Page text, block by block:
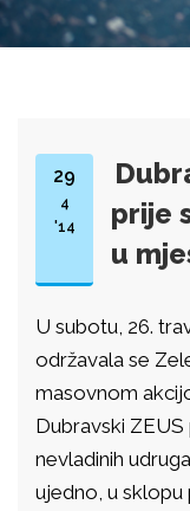
29
4
'14
prije
u
U subotu, 26.
održavala se
masovnom
Dubravski
nevladinih
ujedno, u